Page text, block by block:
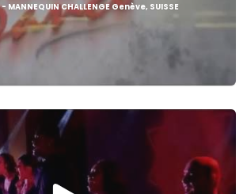
MANNEQUIN CHALLENGE Genève, SUISSE